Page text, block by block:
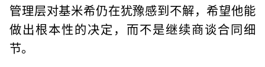
管理层对基米希仍在犹豫感到不解，希望他能
做出根本性的决定，而不是继续商谈合同细
节。